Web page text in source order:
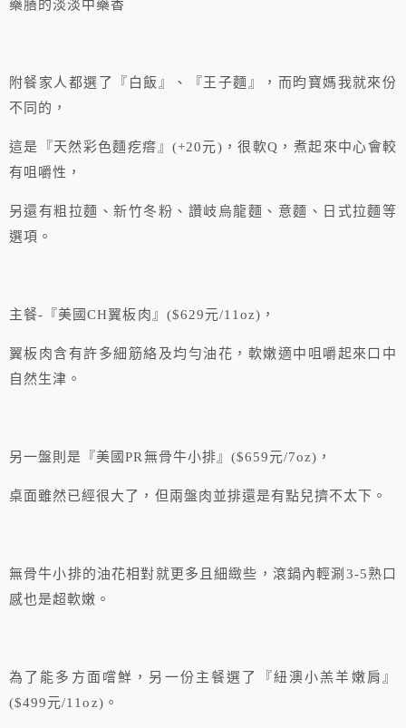
藥膳的淡淡中藥香
附餐家人都選了『白飯』、『王子麵』，而昀寶媽我就來份
不同的，
這是『天然彩色麵疙瘩』(+20元)，很軟Q，煮起來中心會較
有咀嚼性，
另還有粗拉麵、新竹冬粉、讚岐烏龍麵、意麵、日式拉麵等
選項。
主餐-『美國CH翼板肉』($629元/11oz)，
翼板肉含有許多細筋絡及均勻油花，軟嫩適中咀嚼起來口中
自然生津。
另一盤則是『美國PR無骨牛小排』($659元/7oz)，
桌面雖然已經很大了，但兩盤肉並排還是有點兒擠不太下。
無骨牛小排的油花相對就更多且細緻些，滾鍋內輕涮3-5熟口
感也是超軟嫩。
為了能多方面嚐鮮，另一份主餐選了『紐澳小羔羊嫩肩』
($499元/11oz)。